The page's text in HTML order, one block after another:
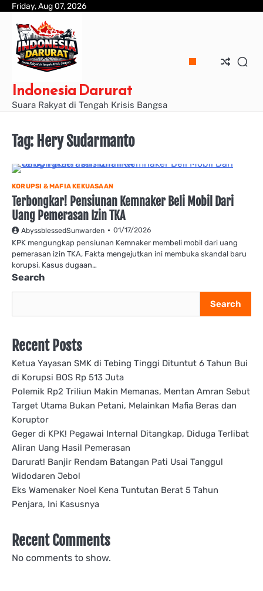
Skip
content
Friday, Aug 07, 2026
Indonesia Darurat
Suara Rakyat di Tengah Krisis Bangsa
Tag: Hery Sudarmanto
KORUPSI & MAFIA KEKUASAAN
Terbongkar! Pensiunan Kemnaker Beli Mobil Dari
Uang Pemerasan Izin TKA
AbyssblessedSunwarden 01/17/2026
KPK mengungkap pensiunan Kemnaker membeli mobil dari uang
pemerasan izin TKA, Fakta mengejutkan ini membuka skandal baru
korupsi. Kasus dugaan…
Search
Search
Recent Posts
Ketua Yayasan SMK di Tebing Tinggi Dituntut 6 Tahun Bui
di Korupsi BOS Rp 513 Juta
Polemik Rp2 Triliun Makin Memanas, Mentan Amran Sebut
Target Utama Bukan Petani, Melainkan Mafia Beras dan
Koruptor
Geger di KPK! Pegawai Internal Ditangkap, Diduga Terlibat
Aliran Uang Hasil Pemerasan
Darurat! Banjir Rendam Batangan Pati Usai Tanggul
Widodaren Jebol
Eks Wamenaker Noel Kena Tuntutan Berat 5 Tahun
Penjara, Ini Kasusnya
Recent Comments
No comments to show.